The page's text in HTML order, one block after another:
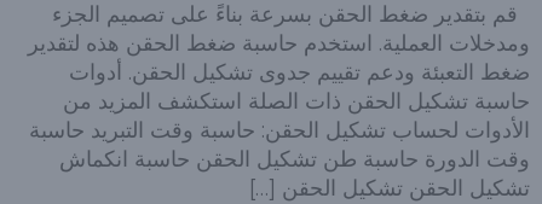
قم بتقدير ضغط الحقن بسرعة بناءً على تصميم الجزء
ومدخلات العملية. استخدم حاسبة ضغط الحقن هذه لتقدير
ضغط التعبئة ودعم تقييم جدوى تشكيل الحقن. أدوات
حاسبة تشكيل الحقن ذات الصلة استكشف المزيد من
الأدوات لحساب تشكيل الحقن: حاسبة وقت التبريد حاسبة
وقت الدورة حاسبة طن تشكيل الحقن حاسبة انكماش
تشكيل الحقن تشكيل الحقن […]